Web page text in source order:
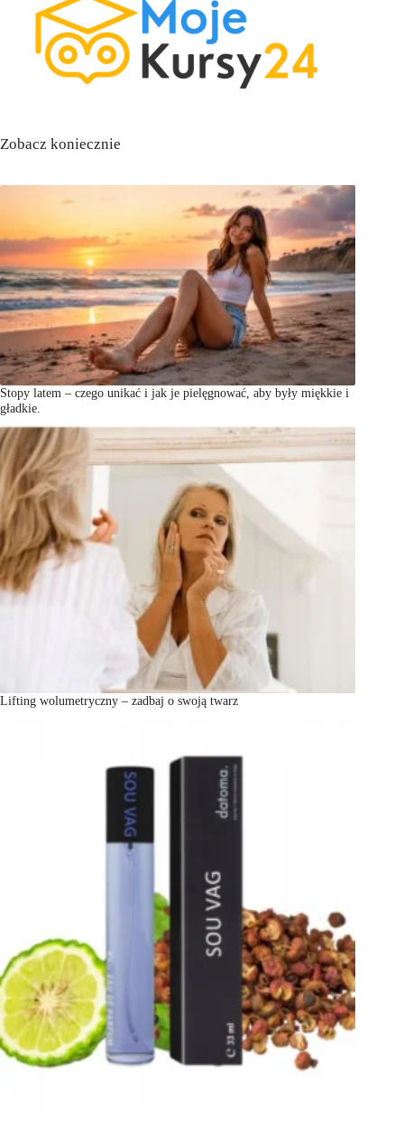
Zobacz koniecznie
Stopy latem – czego unikać i jak je pielęgnować, aby były miękkie i
gładkie.
Lifting wolumetryczny – zadbaj o swoją twarz